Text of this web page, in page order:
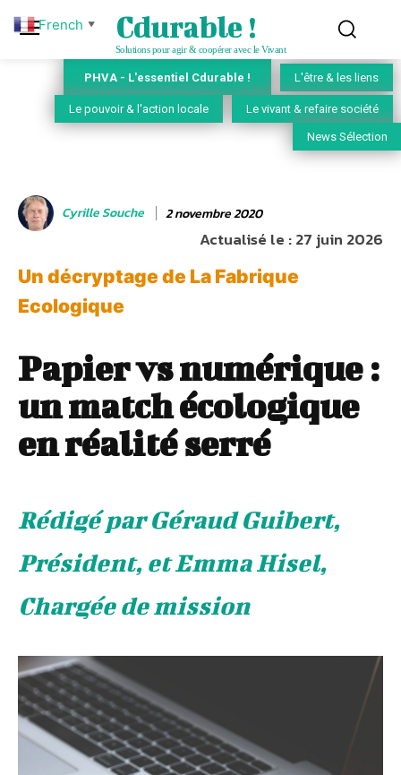
Cdurable !
Solutions pour agir & coopérer avec le Vivant
PHVA - L'essentiel Cdurable ! L'être & les liens
Le pouvoir & l'action locale Le vivant & refaire société
News Sélection
Cyrille Souche 2 novembre 2020
Actualisé le :27 juin 2026
Un décryptage de La Fabrique
Ecologique
Papier vs numérique :
un match écologique
en réalité serré
Rédigé par Géraud Guibert,
Président, et Emma Hisel,
Chargée de mission
French ▼